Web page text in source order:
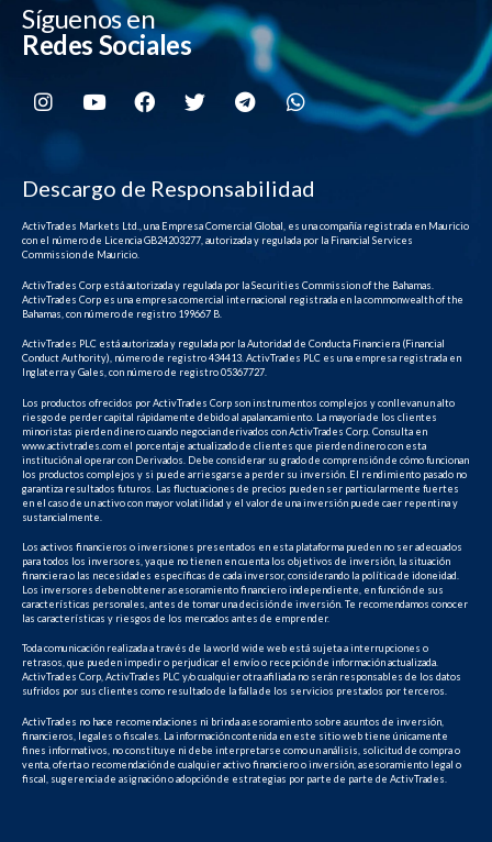
Síguenos en
Redes Sociales
Descargo de Responsabilidad
ActivTrades Markets Ltd., una Empresa Comercial Global, es una compañía registrada en Mauricio
con el número de Licencia GB24203277, autorizada y regulada por la Financial Services
Commission de Mauricio.
ActivTrades Corp está autorizada y regulada por la Securities Commission of the Bahamas.
ActivTrades Corp es una empresa comercial internacional registrada en la commonwealth of the
Bahamas, con número de registro 199667 B.
ActivTrades PLC está autorizada y regulada por la Autoridad de Conducta Financiera (Financial
Conduct Authority), número de registro 434413. ActivTrades PLC es una empresa registrada en
Inglaterra y Gales, con número de registro 05367727.
Los productos ofrecidos por ActivTrades Corp son instrumentos complejos y conllevan un alto
riesgo de perder capital rápidamente debido al apalancamiento. La mayoría de los clientes
minoristas pierden dinero cuando negocian derivados con ActivTrades Corp. Consulta en
www.activtrades.com el porcentaje actualizado de clientes que pierden dinero con esta
institución al operar con Derivados. Debe considerar su grado de comprensión de cómo funcionan
los productos complejos y si puede arriesgarse a perder su inversión. El rendimiento pasado no
garantiza resultados futuros. Las fluctuaciones de precios pueden ser particularmente fuertes
en el caso de un activo con mayor volatilidad y el valor de una inversión puede caer repentina y
sustancialmente.
Los activos financieros o inversiones presentados en esta plataforma pueden no ser adecuados
para todos los inversores, ya que no tienen en cuenta los objetivos de inversión, la situación
financiera o las necesidades específicas de cada inversor, considerando la política de idoneidad.
Los inversores deben obtener asesoramiento financiero independiente, en función de sus
características personales, antes de tomar una decisión de inversión. Te recomendamos conocer
las características y riesgos de los mercados antes de emprender.
Toda comunicación realizada a través de la world wide web está sujeta a interrupciones o
retrasos, que pueden impedir o perjudicar el envío o recepción de información actualizada.
ActivTrades Corp, ActivTrades PLC y/o cualquier otra afiliada no serán responsables de los datos
sufridos por sus clientes como resultado de la falla de los servicios prestados por terceros.
ActivTrades no hace recomendaciones ni brinda asesoramiento sobre asuntos de inversión,
financieros, legales o fiscales. La información contenida en este sitio web tiene únicamente
fines informativos, no constituye ni debe interpretarse como un análisis, solicitud de compra o
venta, oferta o recomendación de cualquier activo financiero o inversión, asesoramiento legal o
fiscal, sugerencia de asignación o adopción de estrategias por parte de parte de ActivTrades.